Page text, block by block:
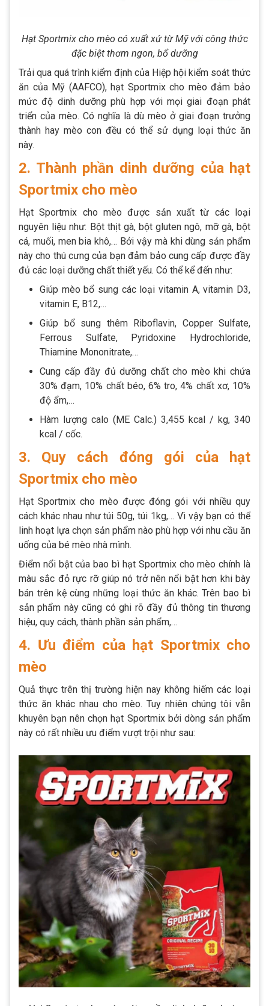
Hạt Sportmix cho mèo có xuất xứ từ Mỹ với công thức
đặc biệt thơm ngon, bổ dưỡng
Trải qua quá trình kiểm định của Hiệp hội kiểm soát thức
ăn của Mỹ (AAFCO), hạt Sportmix cho mèo đảm bảo
mức độ dinh dưỡng phù hợp với mọi giai đoạn phát
triển của mèo. Có nghĩa là dù mèo ở giai đoạn trưởng
thành hay mèo con đều có thể sử dụng loại thức ăn
này.
2. Thành phần dinh dưỡng của hạt
Sportmix cho mèo
Hạt Sportmix cho mèo được sản xuất từ các loại
nguyên liệu như: Bột thịt gà, bột gluten ngô, mỡ gà, bột
cá, muối, men bia khô,… Bởi vậy mà khi dùng sản phẩm
này cho thú cưng của bạn đảm bảo cung cấp được đầy
đủ các loại dưỡng chất thiết yếu. Có thể kể đến như:
Giúp mèo bổ sung các loại vitamin A, vitamin D3,
vitamin E, B12,…
Giúp bổ sung thêm Riboflavin, Copper Sulfate,
Ferrous Sulfate, Pyridoxine Hydrochloride,
Thiamine Mononitrate,…
Cung cấp đầy đủ dưỡng chất cho mèo khi chứa
30% đạm, 10% chất béo, 6% tro, 4% chất xơ, 10%
độ ẩm,…
Hàm lượng calo (ME Calc.) 3,455 kcal / kg, 340
kcal / cốc.
3. Quy cách đóng gói của hạt
Sportmix cho mèo
Hạt Sportmix cho mèo được đóng gói với nhiều quy
cách khác nhau như túi 50g, túi 1kg,… Vì vậy bạn có thể
linh hoạt lựa chọn sản phẩm nào phù hợp với nhu cầu ăn
uống của bé mèo nhà mình.
Điểm nổi bật của bao bì hạt Sportmix cho mèo chính là
màu sắc đỏ rực rỡ giúp nó trở nên nổi bật hơn khi bày
bán trên kệ cùng những loại thức ăn khác. Trên bao bì
sản phẩm này cũng có ghi rõ đầy đủ thông tin thương
hiệu, quy cách, thành phần sản phẩm,…
4. Ưu điểm của hạt Sportmix cho
mèo
Quả thực trên thị trường hiện nay không hiếm các loại
thức ăn khác nhau cho mèo. Tuy nhiên chúng tôi vẫn
khuyên bạn nên chọn hạt Sportmix bởi dòng sản phẩm
này có rất nhiều ưu điểm vượt trội như sau: